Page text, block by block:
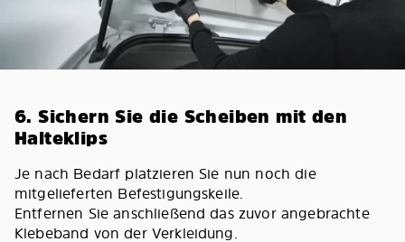
6. Sichern Sie die Scheiben mit den
Halteklips
Je nach Bedarf platzieren Sie nun noch die
mitgelieferten Befestigungskeile.
Entfernen Sie anschließend das zuvor angebrachte
Klebeband von der Verkleidung.